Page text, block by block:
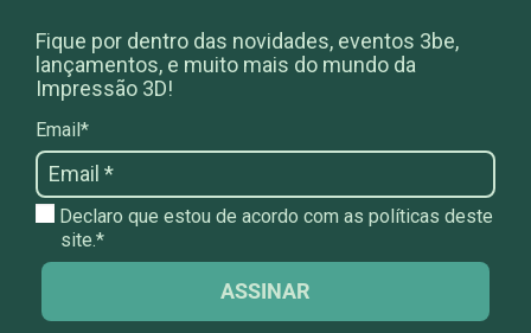
Fique por dentro das novidades, eventos 3be,
lançamentos, e muito mais do mundo da
Impressão 3D!
Email*
Declaro que estou de acordo com as políticas deste
site.*
ASSINAR